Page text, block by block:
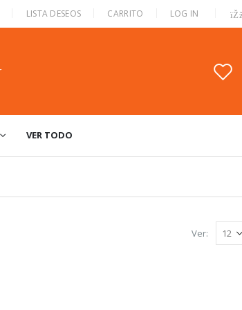
LISTA DESEOS CARRITO LOG IN
VER TODO
Ver: